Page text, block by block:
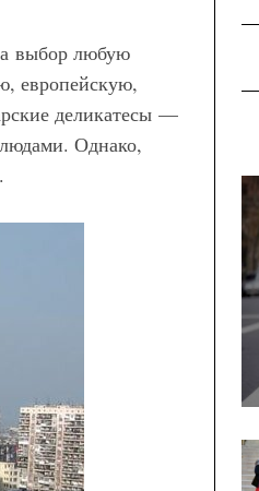
выбор любую
европейскую,
деликатесы —
Однако,